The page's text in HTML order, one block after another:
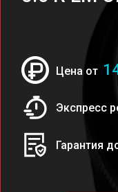
Цена от
Экспресс
Гарантия